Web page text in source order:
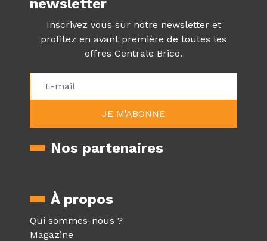
newsletter
Inscrivez vous sur notre newsletter et
profitez en avant première de toutes les
offres Centrale Brico.
Nos partenaires
À propos
Qui sommes-nous ?
Magazine